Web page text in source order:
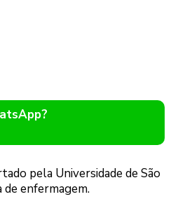
pela Universidade de São
de enfermagem.